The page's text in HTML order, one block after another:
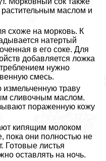
маслом и
схоже на морковь. К
натертый
в его соке. Для
добавляется ложка
нужно
смесь.
измельченную траву
сливочным маслом.
пораженную кожу
кипящим молоком
пока они полностью не
Готовые листья
оставлять на ночь.